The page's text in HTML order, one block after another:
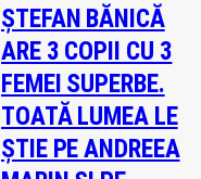
ȘTEFAN BĂNICĂ
ARE 3 COPII CU 3
FEMEI SUPERBE.
TOATĂ LUMEA LE
ȘTIE PE ANDREEA